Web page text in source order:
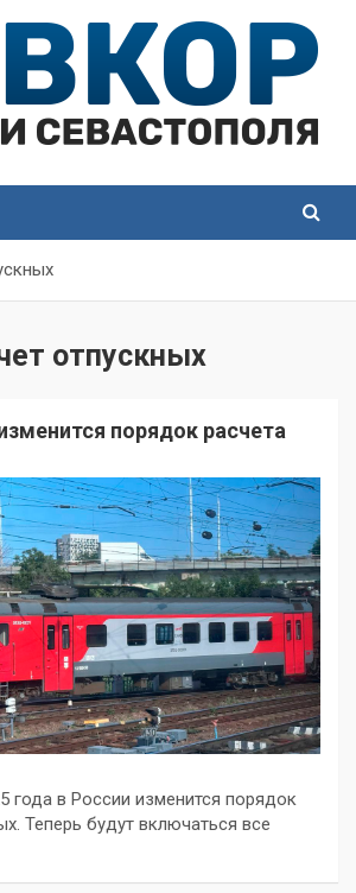
отпускных
порядок расчета
года в России изменится порядок
Теперь будут включаться все